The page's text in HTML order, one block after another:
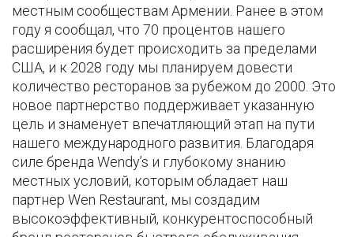
местным сообществам Армении. Ранее в этом
году я сообщал, что 70 процентов нашего
расширения будет происходить за пределами
США, и к 2028 году мы планируем довести
количество ресторанов за рубежом до 2000. Это
новое партнерство поддерживает указанную
цель и знаменует впечатляющий этап на пути
нашего международного развития. Благодаря
силе бренда Wendy’s и глубокому знанию
местных условий, которым обладает наш
партнер Wen Restaurant, мы создадим
высокоэффективный, конкурентоспособный